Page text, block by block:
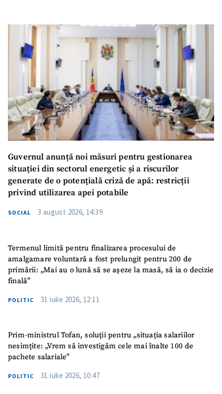
Guvernul anunță noi măsuri pentru gestionarea
situației din sectorul energetic și a riscurilor
generate de o potențială criză de apă: restricții
privind utilizarea apei potabile
SOCIAL 3 august 2026, 14:39
Termenul limită pentru finalizarea procesului de
amalgamare voluntară a fost prelungit pentru 200 de
primării: „Mai au o lună să se așeze la masă, să ia o decizie
finală”
POLITIC 31 iulie 2026, 12:11
Prim-ministrul Tofan, soluții pentru „situația salariilor
nesimțite: „Vrem să investigăm cele mai înalte 100 de
pachete salariale”
POLITIC 31 iulie 2026, 10:47